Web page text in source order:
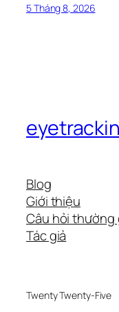
5 Tháng 8, 2026
Blog
Giới thiệu
Câu hỏi thường
Tác giả
Twenty Twenty-Five